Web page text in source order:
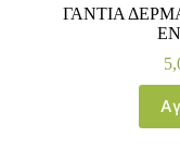
ΓΑΝΤΙΑ